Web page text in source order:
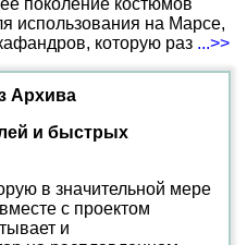
поколение костюмов
использования на Марсе,
которую раз ...>>
Архива
и быстрых
в значительной мере
с проектом
и